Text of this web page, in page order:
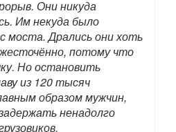
Они никуда
Им некуда было
моста. Дрались они хоть
потому что
Но остановить
из 120 тысяч
образом мужчин,
ненадолго